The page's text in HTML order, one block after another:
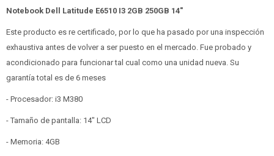
Notebook Dell Latitude E6510 I3 2GB 250GB 14"
Este producto es re certificado, por lo que ha pasado por una inspección
exhaustiva antes de volver a ser puesto en el mercado. Fue probado y
acondicionado para funcionar tal cual como una unidad nueva. Su
garantía total es de 6 meses
- Procesador: i3 M380
- Tamaño de pantalla: 14" LCD
- Memoria: 4GB